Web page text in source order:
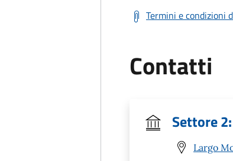
Termini e condizioni
Contatti
Settore
Largo